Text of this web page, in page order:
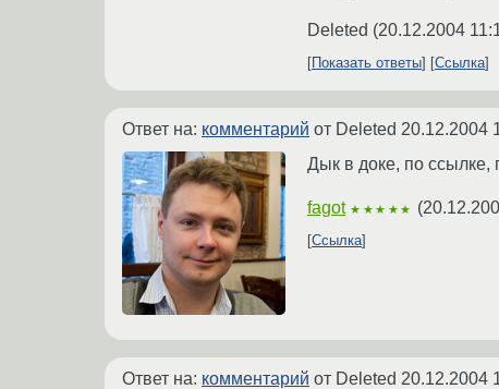
Deleted (20.12.2004
Показать ответы Ссылка
Ответ на: комментарий от Deleted 20.12.2004
Дык в доке, по ссылке,
fagot ★★★★★ (
Ссылка
Ответ на: комментарий от Deleted 20.12.2004